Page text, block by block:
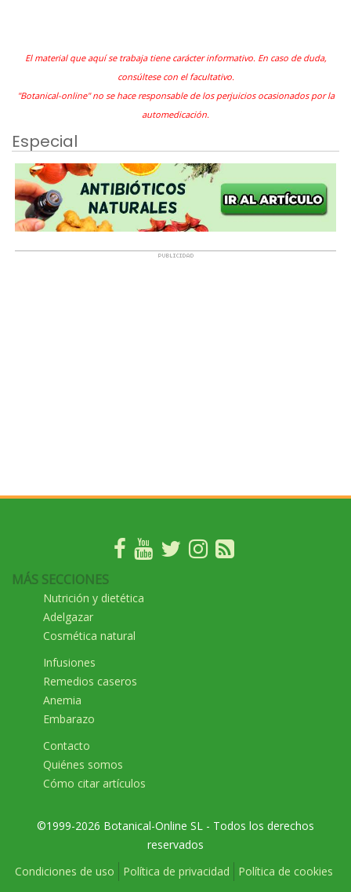
El material que aquí se trabaja tiene carácter informativo. En caso de duda,
consúltese con el facultativo.
"Botanical-online" no se hace responsable de los perjuicios ocasionados por la
automedicación.
Especial
MÁS SECCIONES
Nutrición y dietética
Adelgazar
Cosmética natural
Infusiones
Remedios caseros
Anemia
Embarazo
Contacto
Quiénes somos
Cómo citar artículos
©1999-2026 Botanical-Online SL - Todos los derechos
reservados
Condiciones de uso
Política de privacidad Política de cookies